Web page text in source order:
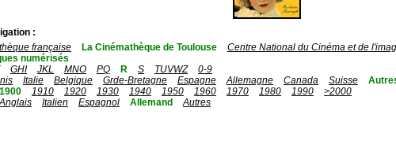
:
française La Cinémathèque de Toulouse
Centre National du Cinéma et de
numérisés
GHI JKL MNO PQ R S TUVWZ
0-9
Italie Belgique Grde-Bretagne Espagne Allemagne Canada Suisse
1900 1910 1920 1930 1940 1950 1960 1970 1980 1990
>2000
Anglais Italien Espagnol Allemand
Autres